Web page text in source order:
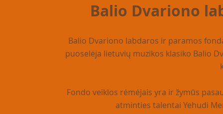
Balio Dvariono
Balio Dvariono labdaros ir paramos
puoselėja lietuvių muzikos klasiko Balio
Fondo veiklos rėmėjais yra ir žymūs
atminties talentai Yehudi